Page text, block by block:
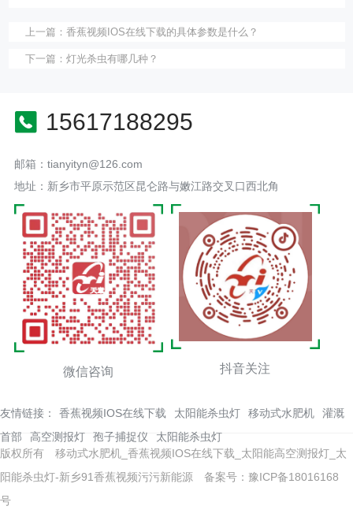
上一篇： 香蕉视频IOS在线下载的具体参数是什么？
下一篇： 灯光杀虫有哪几种？
15617188295
邮箱：tianyityn@126.com
地址：新乡市平原示范区昆仑路与嫩江路交叉口西北角
微信咨询 抖音关注
友情链接： 香蕉视频IOS在线下载 太阳能杀虫灯 移动式水肥机
灌溉
首部
高空测报灯 孢子捕捉仪
太阳能杀虫灯
版权所有 移动式水肥机_香蕉视频IOS在线下载_太阳能高空测报灯_太
阳能杀虫灯-新乡91香蕉视频污污新能源 备案号：豫ICP备18016168
号